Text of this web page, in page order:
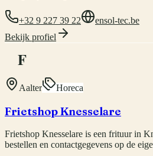
+32 9 227 39 22
ensol-tec.be
Bekijk profiel
F
Aalter Horeca
Frietshop Knesselare
Frietshop Knesselare is een frituur in
bestellen en contactgegevens op de